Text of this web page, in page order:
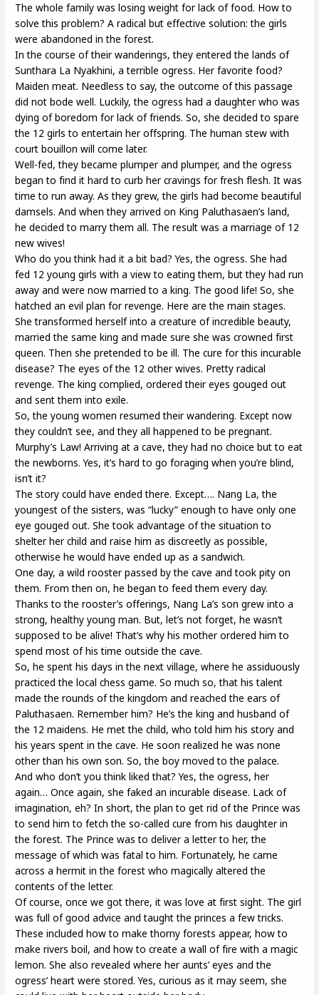
The whole family was losing weight for lack of food. How to
solve this problem? A radical but effective solution: the girls
were abandoned in the forest.
In the course of their wanderings, they entered the lands of
Sunthara La Nyakhini, a terrible ogress. Her favorite food?
Maiden meat. Needless to say, the outcome of this passage
did not bode well. Luckily, the ogress had a daughter who was
dying of boredom for lack of friends. So, she decided to spare
the 12 girls to entertain her offspring. The human stew with
court bouillon will come later.
Well-fed, they became plumper and plumper, and the ogress
began to find it hard to curb her cravings for fresh flesh. It was
time to run away. As they grew, the girls had become beautiful
damsels. And when they arrived on King Paluthasaen’s land,
he decided to marry them all. The result was a marriage of 12
new wives!
Who do you think had it a bit bad? Yes, the ogress. She had
fed 12 young girls with a view to eating them, but they had run
away and were now married to a king. The good life! So, she
hatched an evil plan for revenge. Here are the main stages.
She transformed herself into a creature of incredible beauty,
married the same king and made sure she was crowned first
queen. Then she pretended to be ill. The cure for this incurable
disease? The eyes of the 12 other wives. Pretty radical
revenge. The king complied, ordered their eyes gouged out
and sent them into exile.
So, the young women resumed their wandering. Except now
they couldn’t see, and they all happened to be pregnant.
Murphy’s Law! Arriving at a cave, they had no choice but to eat
the newborns. Yes, it’s hard to go foraging when you’re blind,
isn’t it?
The story could have ended there. Except…. Nang La, the
youngest of the sisters, was “lucky” enough to have only one
eye gouged out. She took advantage of the situation to
shelter her child and raise him as discreetly as possible,
otherwise he would have ended up as a sandwich.
One day, a wild rooster passed by the cave and took pity on
them. From then on, he began to feed them every day.
Thanks to the rooster’s offerings, Nang La’s son grew into a
strong, healthy young man. But, let’s not forget, he wasn’t
supposed to be alive! That’s why his mother ordered him to
spend most of his time outside the cave.
So, he spent his days in the next village, where he assiduously
practiced the local chess game. So much so, that his talent
made the rounds of the kingdom and reached the ears of
Paluthasaen. Remember him? He’s the king and husband of
the 12 maidens. He met the child, who told him his story and
his years spent in the cave. He soon realized he was none
other than his own son. So, the boy moved to the palace.
And who don’t you think liked that? Yes, the ogress, her
again… Once again, she faked an incurable disease. Lack of
imagination, eh? In short, the plan to get rid of the Prince was
to send him to fetch the so-called cure from his daughter in
the forest. The Prince was to deliver a letter to her, the
message of which was fatal to him. Fortunately, he came
across a hermit in the forest who magically altered the
contents of the letter.
Of course, once we got there, it was love at first sight. The girl
was full of good advice and taught the princes a few tricks.
These included how to make thorny forests appear, how to
make rivers boil, and how to create a wall of fire with a magic
lemon. She also revealed where her aunts’ eyes and the
ogress’ heart were stored. Yes, curious as it may seem, she